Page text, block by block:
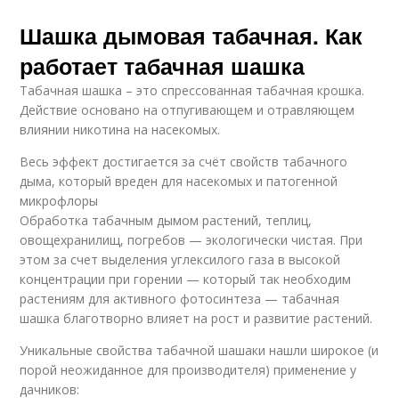
Шашка дымовая табачная. Как
работает табачная шашка
Табачная шашка – это спрессованная табачная крошка.
Действие основано на отпугивающем и отравляющем
влиянии никотина на насекомых.
Весь эффект достигается за счёт свойств табачного
дыма, который вреден для насекомых и патогенной
микрофлоры
Обработка табачным дымом растений, теплиц,
овощехранилищ, погребов — экологически чистая. При
этом за счет выделения углексилого газа в высокой
концентрации при горении — который так необходим
растениям для активного фотосинтеза — табачная
шашка благотворно влияет на рост и развитие растений.
Уникальные свойства табачной шашаки нашли широкое (и
порой неожиданное для производителя) применение у
дачников: